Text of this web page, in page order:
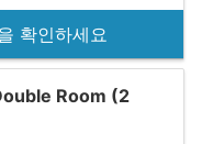
확인하세요
Room (2